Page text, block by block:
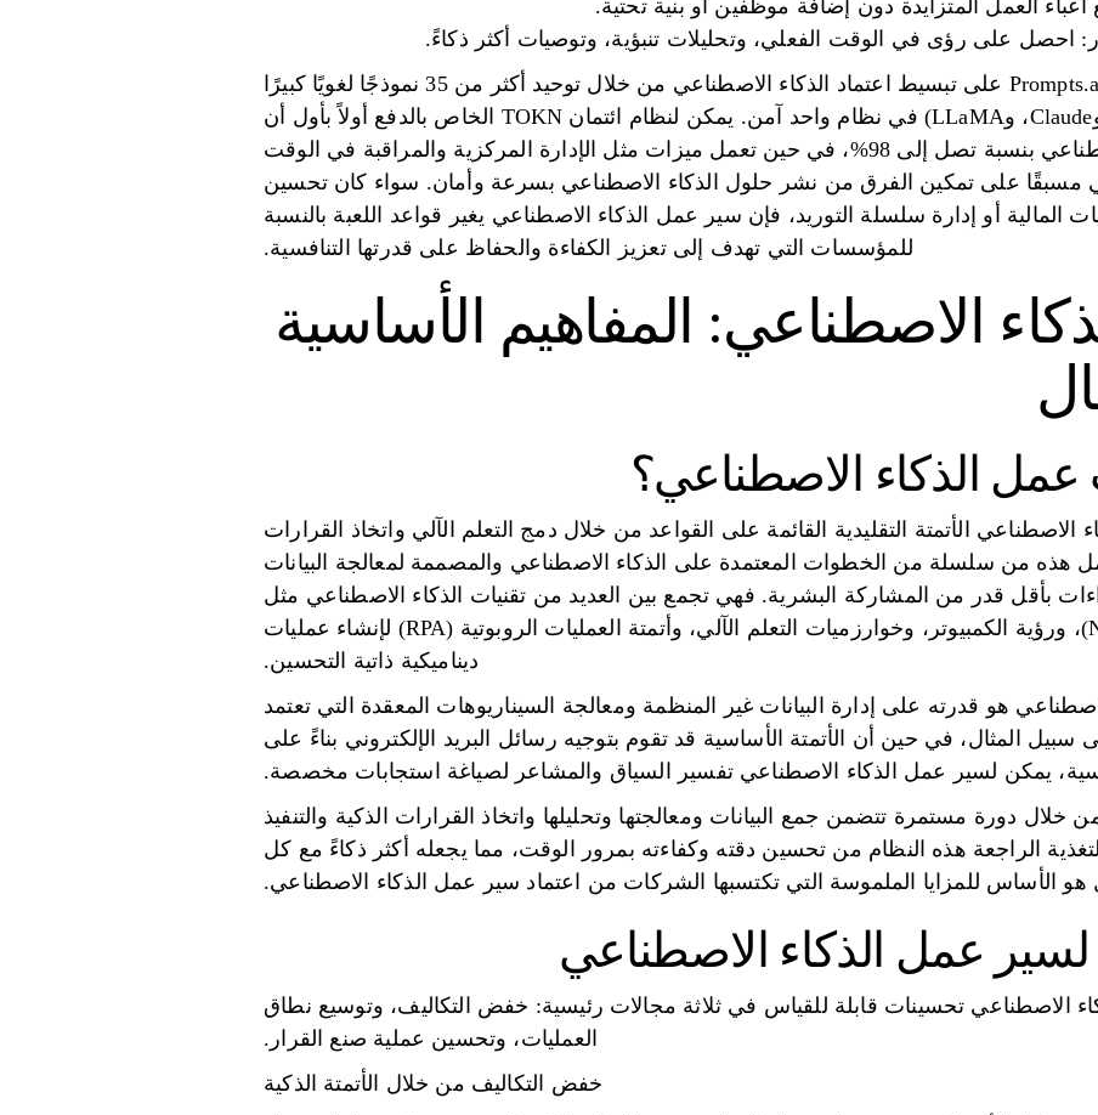
أعباء العمل المتزايدة دون إضافة موظفين أو بنية تحتية.
احصل على رؤى في الوقت الفعلي، وتحليلات تنبؤية، وتوصيات أكثر ذكاءً.
تعمل الأنظمة الأساسية مثل Prompts.ai على تبسيط اعتماد الذكاء الاصطناعي من خلال توحيد أكثر من 35 نموذجًا لغويًا كبيرًا
(على سبيل المثال، GPT-5، وClaude، وLLaMA) في نظام واحد آمن. يمكن لنظام ائتمان TOKN الخاص بالدفع أولاً بأول أن
يقلل من تكاليف الذكاء الاصطناعي بنسبة تصل إلى 98%، في حين تعمل ميزات مثل الإدارة المركزية والمراقبة في الوقت
مسبقًا على تمكين الفرق من نشر حلول الذكاء الاصطناعي بسرعة وأمان. سواء كان تحسين
المالية أو إدارة سلسلة التوريد، فإن سير عمل الذكاء الاصطناعي يغير قواعد اللعبة بالنسبة
للمؤسسات التي تهدف إلى تعزيز الكفاءة والحفاظ على قدرتها التنافسية.
الاصطناعي: المفاهيم الأساسية
الذكاء الاصطناعي؟
الأتمتة التقليدية القائمة على القواعد من خلال دمج التعلم الآلي واتخاذ القرارات
هذه من سلسلة من الخطوات المعتمدة على الذكاء الاصطناعي والمصممة لمعالجة البيانات
بأقل قدر من المشاركة البشرية. فهي تجمع بين العديد من تقنيات الذكاء الاصطناعي مثل
معالجة اللغات الطبيعية (NLP)، ورؤية الكمبيوتر، وخوارزميات التعلم الآلي، وأتمتة العمليات الروبوتية (RPA) لإنشاء عمليات
ديناميكية ذاتية التحسين.
هو قدرته على إدارة البيانات غير المنظمة ومعالجة السيناريوهات المعقدة التي تعتمد
المثال، في حين أن الأتمتة الأساسية قد تقوم بتوجيه رسائل البريد الإلكتروني بناءً على
يمكن لسير عمل الذكاء الاصطناعي تفسير السياق والمشاعر لصياغة استجابات مخصصة.
دورة مستمرة تتضمن جمع البيانات ومعالجتها وتحليلها واتخاذ القرارات الذكية والتنفيذ
الراجعة هذه النظام من تحسين دقته وكفاءته بمرور الوقت، مما يجعله أكثر ذكاءً مع كل
هو الأساس للمزايا الملموسة التي تكتسبها الشركات من اعتماد سير عمل الذكاء الاصطناعي.
لسير عمل الذكاء الاصطناعي
الاصطناعي تحسينات قابلة للقياس في ثلاثة مجالات رئيسية: خفض التكاليف، وتوسيع نطاق
العمليات، وتحسين عملية صنع القرار.
خفض التكاليف من خلال الأتمتة الذكية